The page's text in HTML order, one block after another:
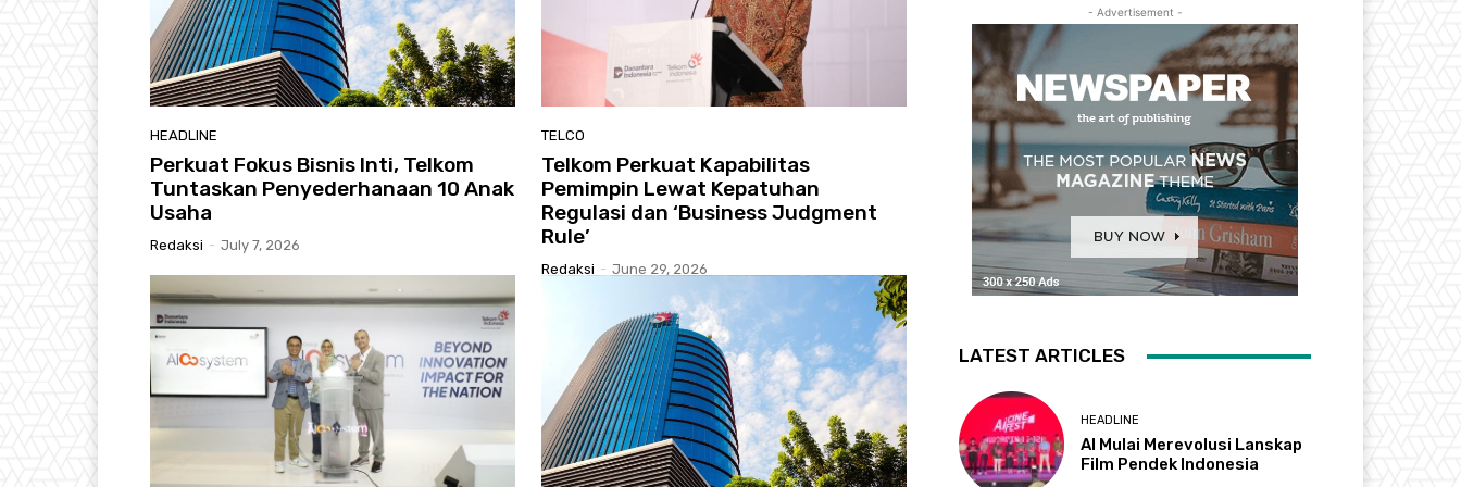
HEADLINE
Perkuat Fokus Bisnis Inti, Telkom
Tuntaskan Penyederhanaan 10 Anak
Usaha
Redaksi - July 7, 2026
TELCO
​Telkom Perkuat Kapabilitas
Pemimpin Lewat Kepatuhan
Regulasi dan ‘Business Judgment
Rule’
Redaksi - June 29, 2026
- Advertisement -
LATEST ARTICLES
HEADLINE
AI Mulai Merevolusi Lanskap
Film Pendek Indonesia